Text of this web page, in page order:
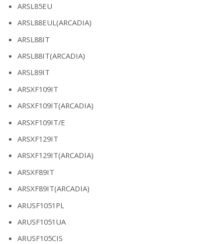
ARSL85EU
ARSL88EUL(ARCADIA)
ARSL88IT
ARSL88IT(ARCADIA)
ARSL89IT
ARSXF109IT
ARSXF109IT(ARCADIA)
ARSXF109IT/E
ARSXF129IT
ARSXF129IT(ARCADIA)
ARSXF89IT
ARSXF89IT(ARCADIA)
ARUSF1051PL
ARUSF1051UA
ARUSF105CIS